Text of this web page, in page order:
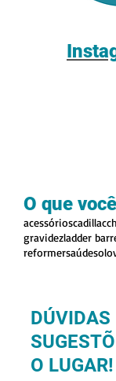
O que
acessórioscadillac
gravidezladder
reformersaúdesolo
DÚVIDAS
O LUGAR!